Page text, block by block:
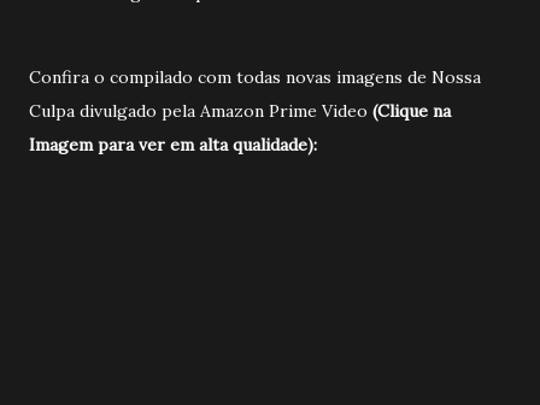
Confira o compilado com todas novas imagens de Nossa
Culpa divulgado pela Amazon Prime Video (Clique na
Imagem para ver em alta qualidade):